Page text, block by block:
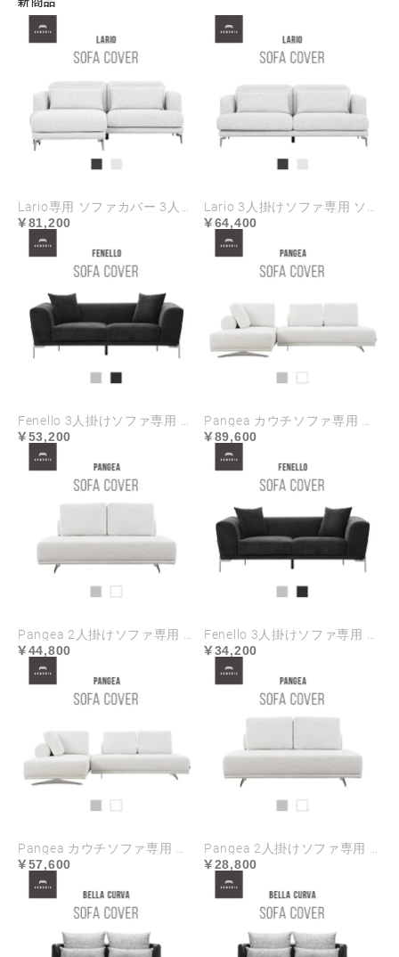
Lario専用 ソファカバー 3人掛け+オットマンセット ハイランク生地
81,200
Lario 3人掛けソファ専用 ソファカバー ハイランク生地
64,400
Fenello 3人掛けソファ専用 ソファカバー ハイランク生地
53,200
Pangea カウチソファ専用 ソファカバー ハイランク生地
89,600
Pangea 2人掛けソファ専用 ソファカバー ハイランク生地
44,800
Fenello 3人掛けソファ専用 ソファカバー
34,200
Pangea カウチソファ専用 ソファカバー
57,600
Pangea 2人掛けソファ専用 ソファカバー
28,800